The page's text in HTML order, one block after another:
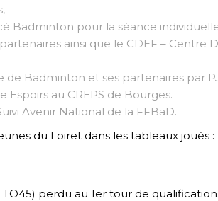
Badminton pour la séance
ainsi que le CDEF –
de Badminton et ses partenaires par
Espoirs au CREPS de Bourges.
Avenir National de la FFBaD.
du Loiret dans les tableaux joués :
perdu au 1er tour de qualification.